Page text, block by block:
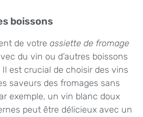
boissons
de votre assiette de fromage
du vin ou d’autres boissons
est crucial de choisir des vins
saveurs des fromages sans
exemple, un vin blanc doux
peut être délicieux avec un